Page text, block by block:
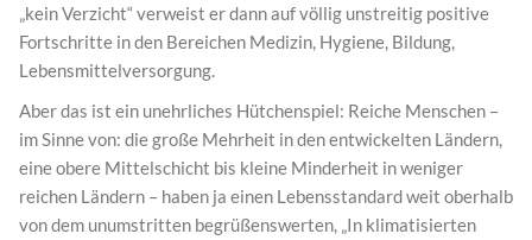
„kein Verzicht“ verweist er dann auf völlig unstreitig positive
Fortschritte in den Bereichen Medizin, Hygiene, Bildung,
Lebensmittelversorgung.
Aber das ist ein unehrliches Hütchenspiel: Reiche Menschen –
im Sinne von: die große Mehrheit in den entwickelten Ländern,
eine obere Mittelschicht bis kleine Minderheit in weniger
reichen Ländern – haben ja einen Lebensstandard weit oberhalb
von dem unumstritten begrüßenswerten, „In klimatisierten